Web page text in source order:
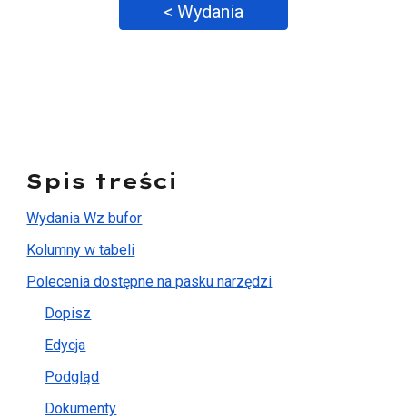
< Wydania
Spis treści
Wydania Wz bufor
Kolumny w tabeli
Polecenia dostępne na pasku narzędzi
Dopisz
Edycja
Podgląd
Dokumenty